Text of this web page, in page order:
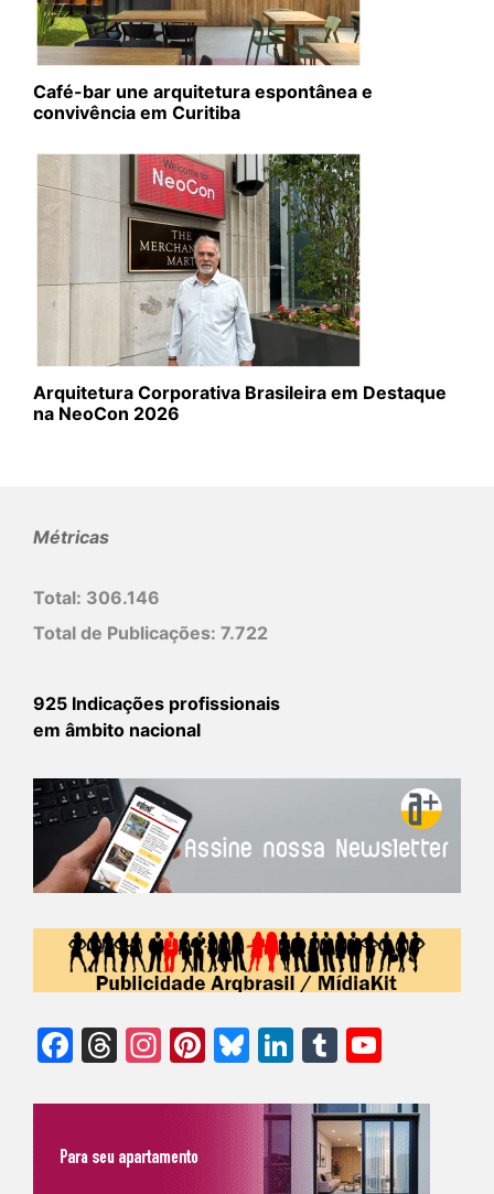
Café-bar une arquitetura espontânea e
convivência em Curitiba
Arquitetura Corporativa Brasileira em Destaque
na NeoCon 2026
Métricas
Total: 306.146
Total de Publicações: 7.722
925 Indicações profissionais
em âmbito nacional
Facebook
Threads
Instagram
Pinterest
Bluesky
LinkedIn
Tumblr